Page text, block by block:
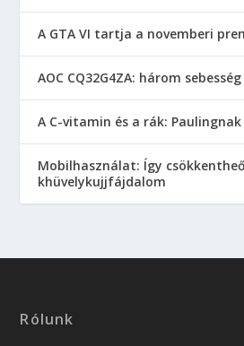
A GTA VI tartja a novemberi
AOC CQ32G4ZA: három
A C-vitamin és a rák:
Mobilhasználat: Így
khüvelykujjfájdalom
Rólunk